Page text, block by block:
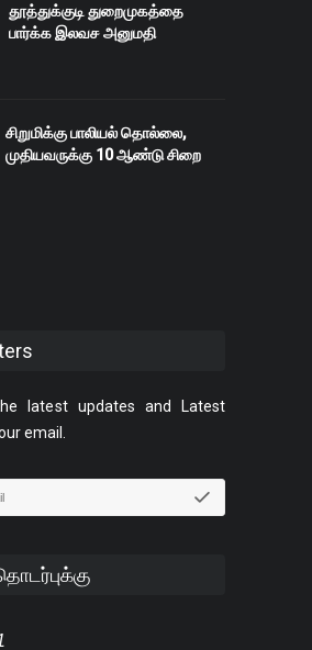
தூத்துக்குடி துறைமுகத்தை
பார்க்க இலவச அனுமதி
சிறுமிக்கு பாலியல் தொல்லை,
முதியவருக்கு 10 ஆண்டு சிறை
latest updates and Latest
email.